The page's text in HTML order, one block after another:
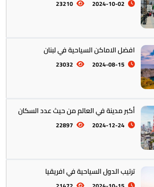
2024-10-02
23210
افضل الاماكن السياحية في لبنان
2024-08-15
23032
أكبر مدينة في العالم من حيث عدد السكان
2024-12-24
22897
ترتيب الدول السياحية في افريقيا